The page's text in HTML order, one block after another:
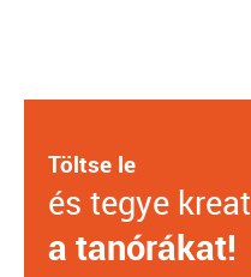
Töltse le
és tegye
a tanórákat!